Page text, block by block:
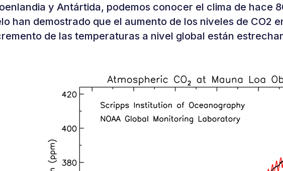
y Antártida, podemos conocer el clima de hace
han demostrado que el aumento de los niveles de CO2
de las temperaturas a nivel global están